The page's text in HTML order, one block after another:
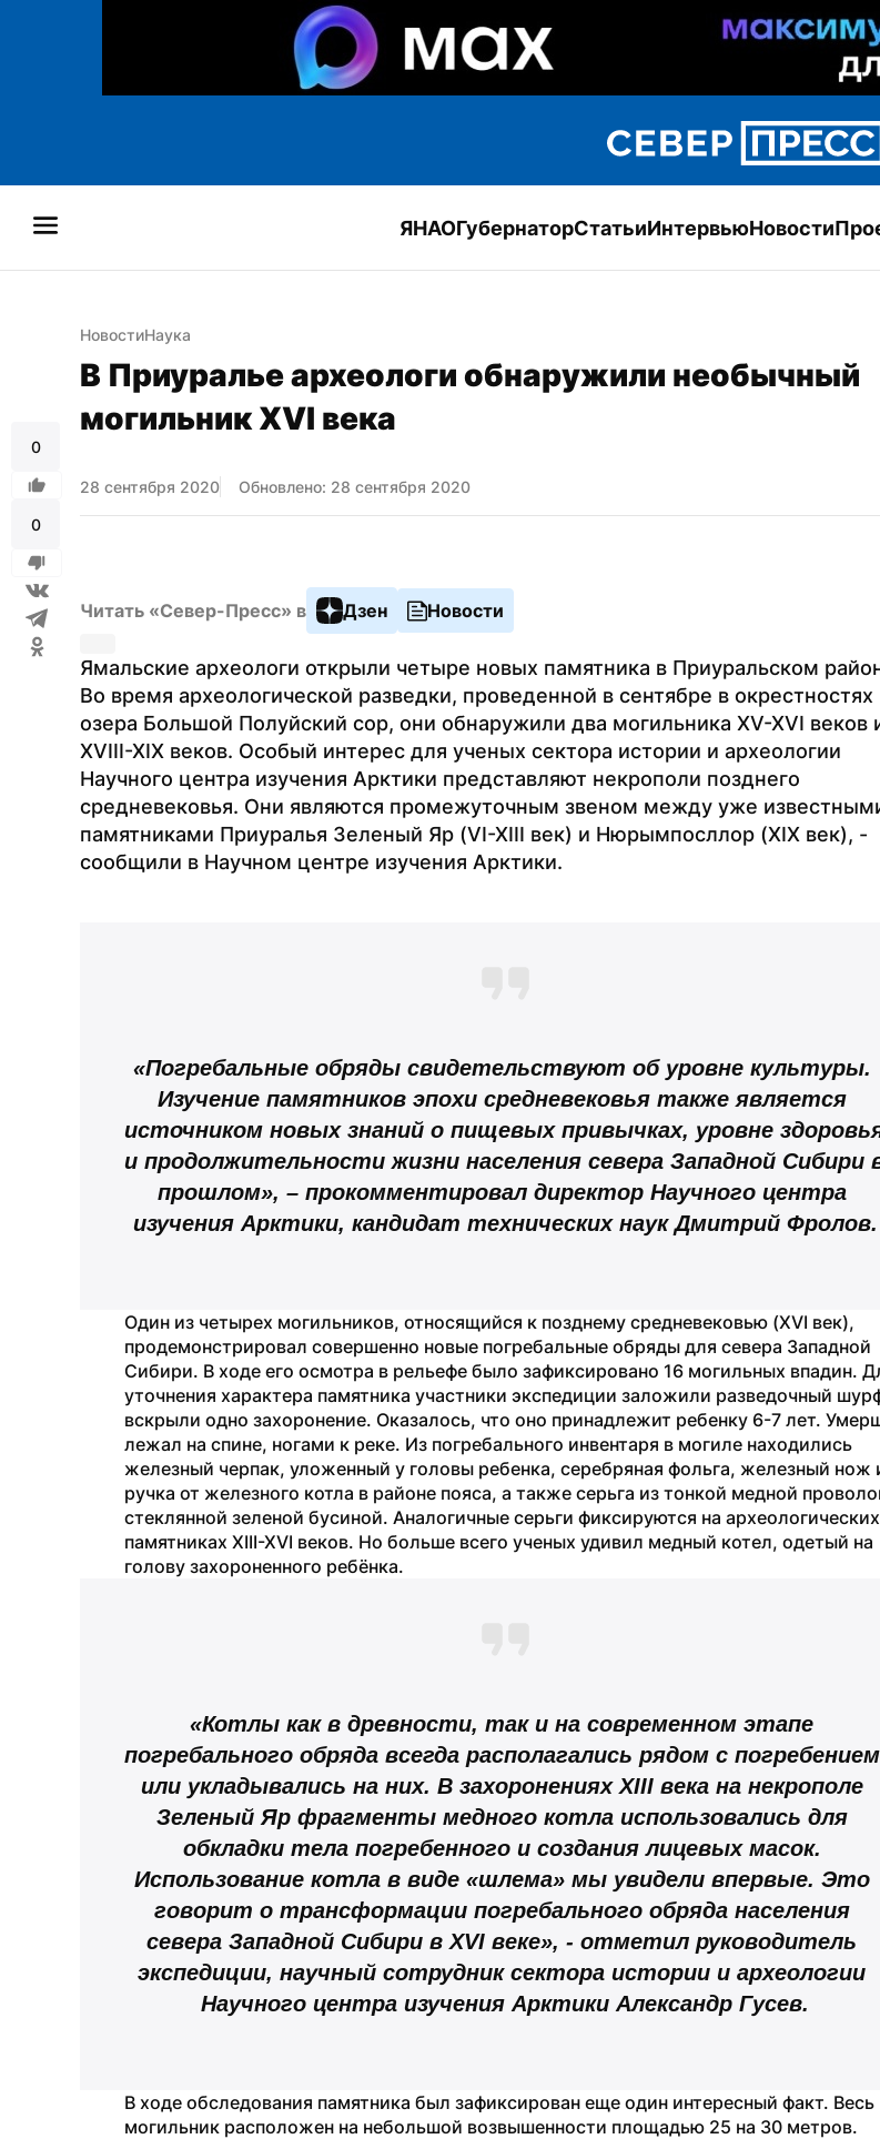
ЯНАОГубернаторСтатьиИнтервьюНовости
0
0
НовостиНаука
В Приуралье археологи обнаружили необычный
могильник XVI века
28 сентября 2020 Обновлено: 28 сентября 2020
Читать «Север-Пресс» в Дзен Новости
Ямальские археологи открыли четыре новых памятника в Приуральском
Во время археологической разведки, проведенной в сентябре в окрестностях
озера Большой Полуйский сор, они обнаружили два могильника XV-XVI веков
XVIII-XIX веков. Особый интерес для ученых сектора истории и археологии
Научного центра изучения Арктики представляют некрополи позднего
средневековья. Они являются промежуточным звеном между уже
памятниками Приуралья Зеленый Яр (VI-XIII век) и Нюрымпосллор (XIX век), -
сообщили в Научном центре изучения Арктики.
«Погребальные обряды свидетельствуют об уровне культуры.
Изучение памятников эпохи средневековья также является
источником новых знаний о пищевых привычках, уровне
и продолжительности жизни населения севера Западной Сибири
прошлом», – прокомментировал директор Научного центра
изучения Арктики, кандидат технических наук Дмитрий Фролов.
Один из четырех могильников, относящийся к позднему средневековью (XVI век),
продемонстрировал совершенно новые погребальные обряды для севера Западной
Сибири. В ходе его осмотра в рельефе было зафиксировано 16 могильных впадин.
уточнения характера памятника участники экспедиции заложили разведочный
вскрыли одно захоронение. Оказалось, что оно принадлежит ребенку 6-7 лет.
лежал на спине, ногами к реке. Из погребального инвентаря в могиле находились
железный черпак, уложенный у головы ребенка, серебряная фольга, железный нож
ручка от железного котла в районе пояса, а также серьга из тонкой медной
стеклянной зеленой бусиной. Аналогичные серьги фиксируются на археологических
памятниках XIII-XVI веков. Но больше всего ученых удивил медный котел, одетый на
голову захороненного ребёнка.
«Котлы как в древности, так и на современном этапе
погребального обряда всегда располагались рядом с погребением
или укладывались на них. В захоронениях XIII века на некрополе
Зеленый Яр фрагменты медного котла использовались для
обкладки тела погребенного и создания лицевых масок.
Использование котла в виде «шлема» мы увидели впервые. Это
говорит о трансформации погребального обряда населения
севера Западной Сибири в XVI веке», - отметил руководитель
экспедиции, научный сотрудник сектора истории и археологии
Научного центра изучения Арктики Александр Гусев.
В ходе обследования памятника был зафиксирован еще один интересный факт. Весь
могильник расположен на небольшой возвышенности площадью 25 на 30 метров.